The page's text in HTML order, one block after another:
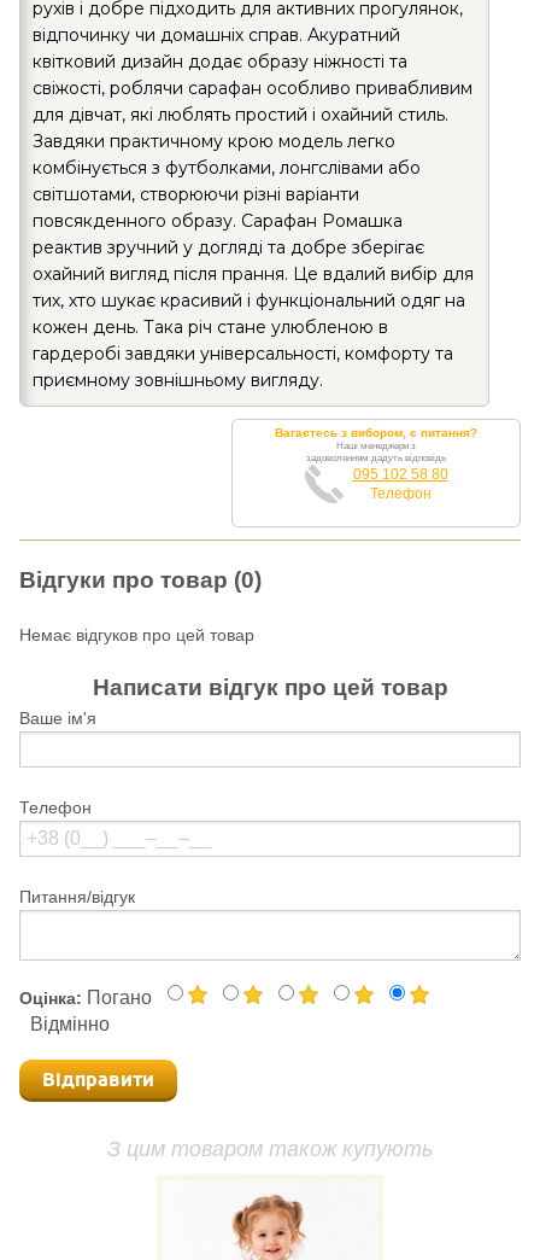
рухів і добре підходить для активних прогулянок,
відпочинку чи домашніх справ. Акуратний
квітковий дизайн додає образу ніжності та
свіжості, роблячи сарафан особливо привабливим
для дівчат, які люблять простий і охайний стиль.
Завдяки практичному крою модель легко
комбінується з футболками, лонгслівами або
світшотами, створюючи різні варіанти
повсякденного образу. Сарафан Ромашка
реактив зручний у догляді та добре зберігає
охайний вигляд після прання. Це вдалий вибір для
тих, хто шукає красивий і функціональний одяг на
кожен день. Така річ стане улюбленою в
гардеробі завдяки універсальності, комфорту та
приємному зовнішньому вигляду.
Вагаєтесь з вибором, є питання?
Наші менеджери з
задоволенням дадуть відповідь
095 102 58 80
Телефон
Відгуки про товар (0)
Немає відгуков про цей товар
Написати відгук про цей товар
Ваше ім'я
Телефон
Питання/відгук
Оцінка: Погано
Відмінно
Відправити
З цим товаром також купують